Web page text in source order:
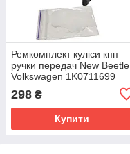
Ремкомплект куліси кпп
ручки передач New Beetle
Volkswagen 1K0711699
1J0711048
298 ₴
Купити